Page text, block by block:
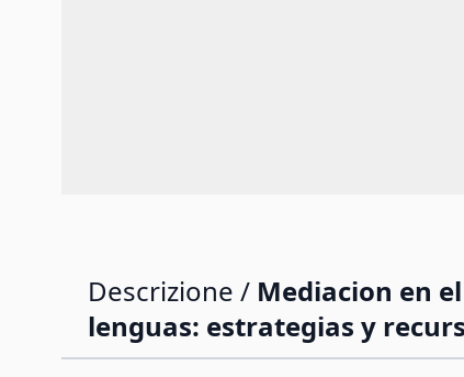
Descrizione / Mediacion en
lenguas: estrategias y